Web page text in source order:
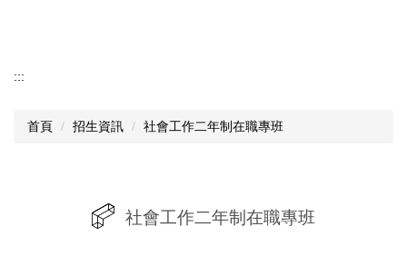
:::
首頁 招生資訊 社會工作二年制在職專班
社會工作二年制在職專班